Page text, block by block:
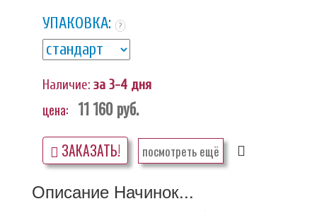
УПАКОВКА: ?
Наличие: за 3-4 дня
цена: 11 160руб.
ЗАКАЗАТЬ! посмотреть ещё
Описание Начинок...